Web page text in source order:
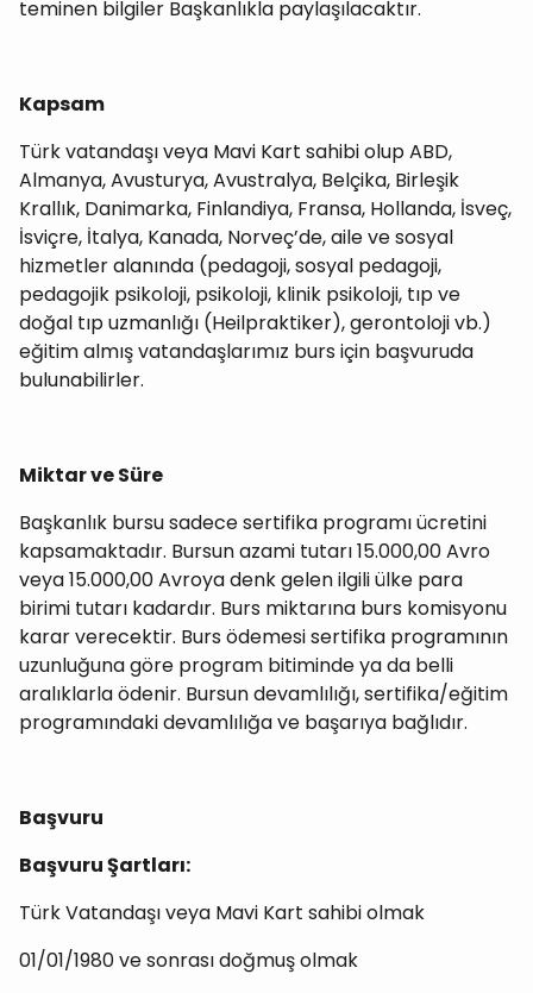
teminen bilgiler Başkanlıkla paylaşılacaktır.
Kapsam
Türk vatandaşı veya Mavi Kart sahibi olup ABD,
Almanya, Avusturya, Avustralya, Belçika, Birleşik
Krallık, Danimarka, Finlandiya, Fransa, Hollanda, İsveç,
İsviçre, İtalya, Kanada, Norveç’de, aile ve sosyal
hizmetler alanında (pedagoji, sosyal pedagoji,
pedagojik psikoloji, psikoloji, klinik psikoloji, tıp ve
doğal tıp uzmanlığı (Heilpraktiker), gerontoloji vb.)
eğitim almış vatandaşlarımız burs için başvuruda
bulunabilirler.
Miktar ve Süre
Başkanlık bursu sadece sertifika programı ücretini
kapsamaktadır. Bursun azami tutarı 15.000,00 Avro
veya 15.000,00 Avroya denk gelen ilgili ülke para
birimi tutarı kadardır. Burs miktarına burs komisyonu
karar verecektir. Burs ödemesi sertifika programının
uzunluğuna göre program bitiminde ya da belli
aralıklarla ödenir. Bursun devamlılığı, sertifika/eğitim
programındaki devamlılığa ve başarıya bağlıdır.
Başvuru
Başvuru Şartları:
Türk Vatandaşı veya Mavi Kart sahibi olmak
01/01/1980 ve sonrası doğmuş olmak